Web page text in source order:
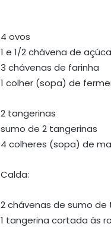
4 ovos
1 e 1/2 chávena de
3 chávenas de farinha
1 colher (sopa) de
2 tangerinas
sumo de 2 tangerinas
4 colheres (sopa) de
Calda:
2 chávenas de sumo de
1 tangerina cortada às